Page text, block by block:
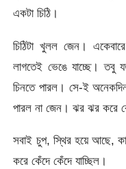
একটা চিঠি।
চিঠিটা খুলল জেন।
লাগতেই ভেঙে যাচ্ছে। তবু
চিনতে পারল। সে-ই
পারল না জেন। ঝর ঝর করে
সবাই চুপ, স্থির হয়ে আছে,
করে কেঁদে কেঁদে যাচ্ছিল।